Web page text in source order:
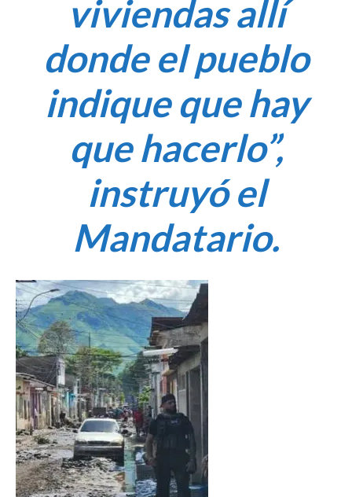
viviendas allí
donde el pueblo
indique que hay
que hacerlo”,
instruyó el
Mandatario.